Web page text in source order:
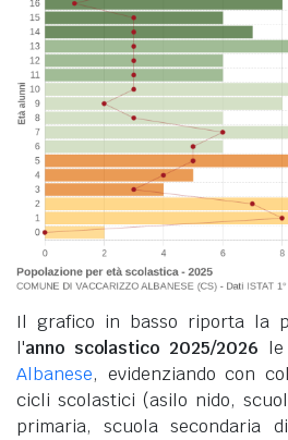
Il grafico in basso riporta la
l'anno scolastico 2025/2026
Albanese, evidenziando con
cicli scolastici (asilo nido,
primaria, scuola